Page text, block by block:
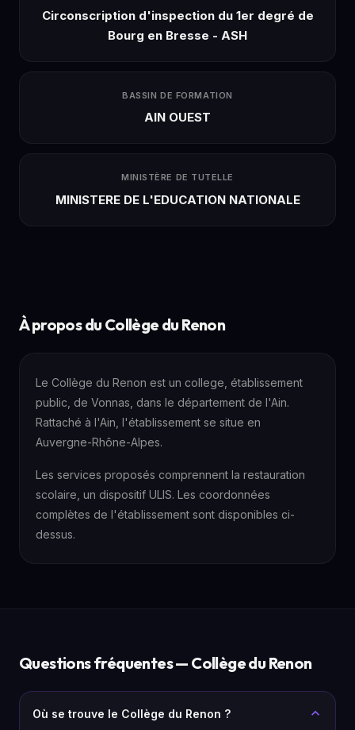
Circonscription d'inspection du 1er degré de
Bourg en Bresse - ASH
BASSIN DE FORMATION
AIN OUEST
MINISTÈRE DE TUTELLE
MINISTERE DE L'EDUCATION NATIONALE
À propos du Collège du Renon
Le Collège du Renon est un college, établissement
public, de Vonnas, dans le département de l'Ain.
Rattaché à l'Ain, l'établissement se situe en
Auvergne-Rhône-Alpes.
Les services proposés comprennent la restauration
scolaire, un dispositif ULIS. Les coordonnées
complètes de l'établissement sont disponibles ci-
dessus.
Questions fréquentes — Collège du Renon
Où se trouve le Collège du Renon ?